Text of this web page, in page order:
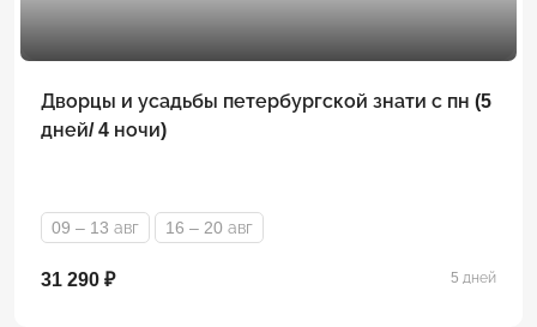
Дворцы и усадьбы петербургской знати с пн (5
дней/ 4 ночи)
09 – 13 авг 16 – 20 авг
31 290 ₽ 5 дней